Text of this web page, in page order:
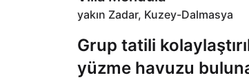
yakın Zadar, Kuzey-Dalmasya
Grup tatili
yüzme havuzu